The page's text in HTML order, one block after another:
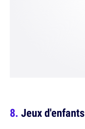
Jeux d'enfants